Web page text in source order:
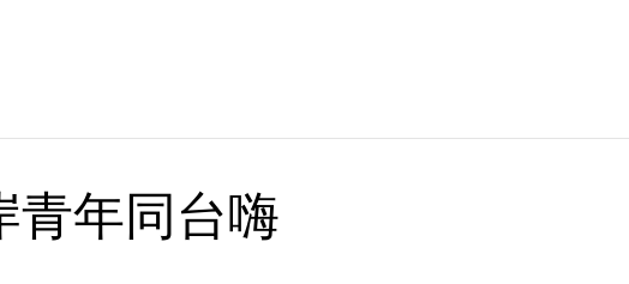
青年同台嗨